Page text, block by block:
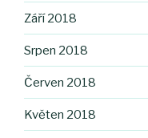
Září 2018
Srpen 2018
Červen 2018
Květen 2018